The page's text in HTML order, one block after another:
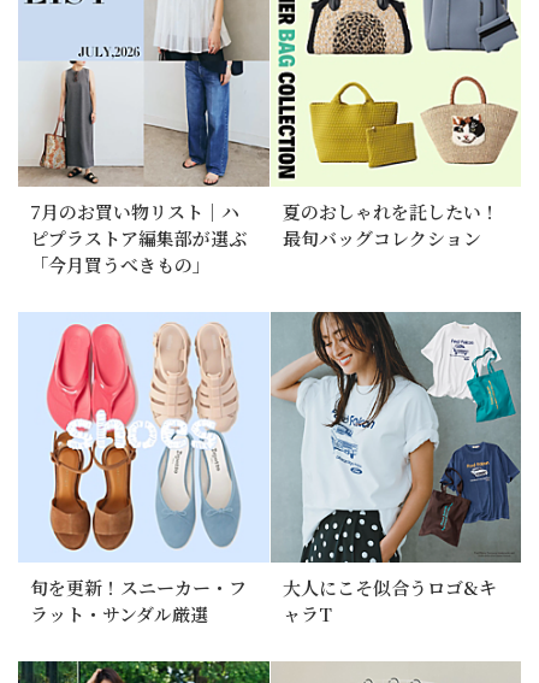
7月のお買い物リスト｜ハ
ピプラストア編集部が選ぶ
「今月買うべきもの」
夏のおしゃれを託したい！
最旬バッグコレクション
旬を更新！スニーカー・フ
ラット・サンダル厳選
大人にこそ似合うロゴ&キ
ャラT